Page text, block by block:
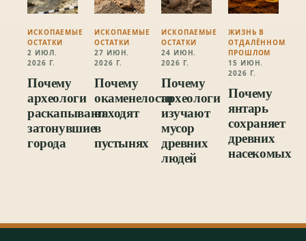
ИСКОПАЕМЫЕ
ОСТАТКИ
2 ИЮЛ.
2026 Г.
Почему
археологи
раскапывают
затонувшие
города
ИСКОПАЕМЫЕ
ОСТАТКИ
27 ИЮН.
2026 Г.
Почему
окаменелости
находят
в
пустынях
ИСКОПАЕМЫЕ
ОСТАТКИ
24 ИЮН.
2026 Г.
Почему
археологи
изучают
мусор
древних
людей
ЖИЗНЬ В
ОТДАЛЁННОМ
ПРОШЛОМ
15 ИЮН.
2026 Г.
Почему
янтарь
сохраняет
древних
насекомых